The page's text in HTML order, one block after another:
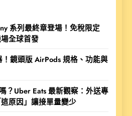
系列最終章登場！免稅限定
全球首發
鏡頭版 AirPods 規格、功能與
？Uber Eats 最新觀察：外送專
原因」讓接單量變少